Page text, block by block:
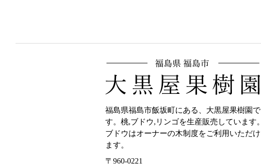
福島県福島市飯坂町にある、大黒屋果樹園で
す。桃,ブドウ,リンゴを生産販売しています。
ブドウはオーナーの木制度をご利用いただけ
ます。
〒960-0221